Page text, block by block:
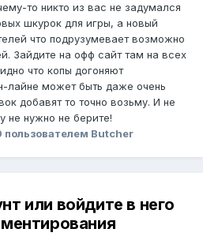
то никто из вас не задумался
шкурок для игры, а новый
что подрузумевает возможно
Зайдите на офф сайт там на всех
что копы догоняют
лайне может быть даже очень
добавят то точно возьму. И не
не нужно не берите!
пользователем Butcher
или войдите в него